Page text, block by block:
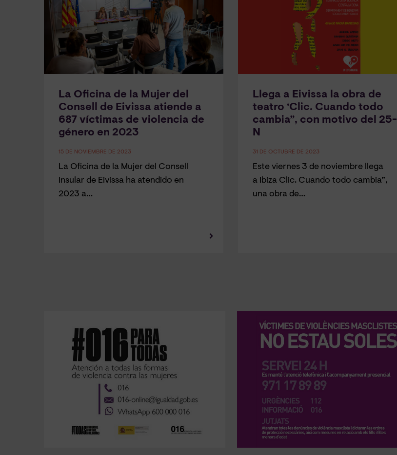
La Oficina de la Mujer del
Consell de Eivissa atiende a
687 víctimas de violencia de
género en 2023
15 DE NOVIEMBRE DE 2023
La Oficina de la Mujer del Consell
Insular de Eivissa ha atendido en
2023 a…
Llega a Eivissa la obra de
teatro ‘Clic. Cuando todo
cambia”, con motivo del 25-
N
31 DE OCTUBRE DE 2023
Este viernes 3 de noviembre llega
a Ibiza Clic. Cuando todo cambia”,
una obra de…